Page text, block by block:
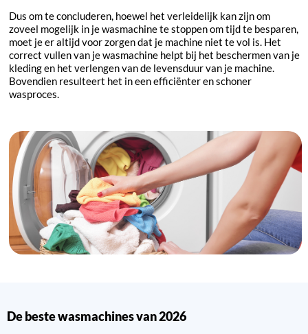
Dus om te concluderen, hoewel het verleidelijk kan zijn om
zoveel mogelijk in je wasmachine te stoppen om tijd te besparen,
moet je er altijd voor zorgen dat je machine niet te vol is. Het
correct vullen van je wasmachine helpt bij het beschermen van je
kleding en het verlengen van de levensduur van je machine.
Bovendien resulteert het in een efficiënter en schoner
wasproces.
De beste wasmachines van 2026